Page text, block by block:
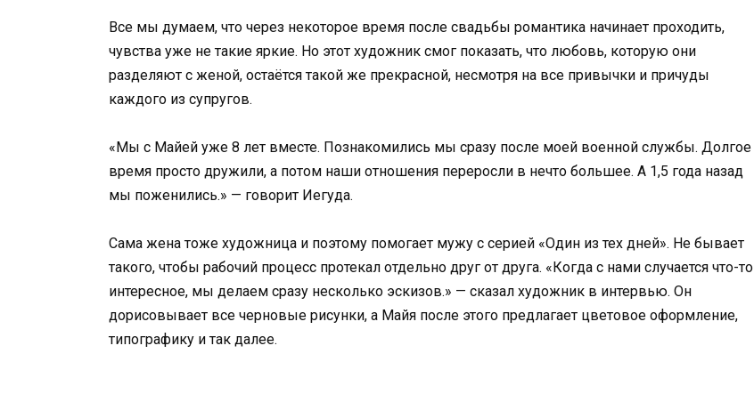
Все мы думаем, что через некоторое время после свадьбы романтика начинает проходить,
чувства уже не такие яркие. Но этот художник смог показать, что любовь, которую они
разделяют с женой, остаётся такой же прекрасной, несмотря на все привычки и причуды
каждого из супругов.
«Мы с Майей уже 8 лет вместе. Познакомились мы сразу после моей военной службы. Долгое
время просто дружили, а потом наши отношения переросли в нечто большее. А 1,5 года назад
мы поженились.» — говорит Иегуда.
Сама жена тоже художница и поэтому помогает мужу с серией «Один из тех дней». Не бывает
такого, чтобы рабочий процесс протекал отдельно друг от друга. «Когда с нами случается что-то
интересное, мы делаем сразу несколько эскизов.» — сказал художник в интервью. Он
дорисовывает все черновые рисунки, а Майя после этого предлагает цветовое оформление,
типографику и так далее.